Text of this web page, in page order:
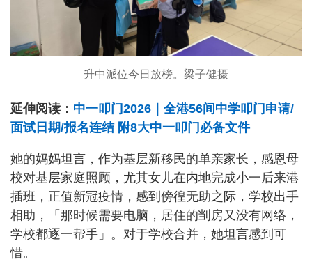
升中派位今日放榜。梁子健摄
延伸阅读： 中一叩门2026｜全港56间中学叩门申请/
面试日期/报名连结 附8大中一叩门必备文件
她的妈妈坦言，作为基层新移民的单亲家长，感恩母
校对基层家庭照顾，尤其女儿在内地完成小一后来港
插班，正值新冠疫情，感到傍徨无助之际，学校出手
相助，「那时候需要电脑，居住的㓥房又没有网络，
学校都逐一帮手」。对于学校合并，她坦言感到可
惜。